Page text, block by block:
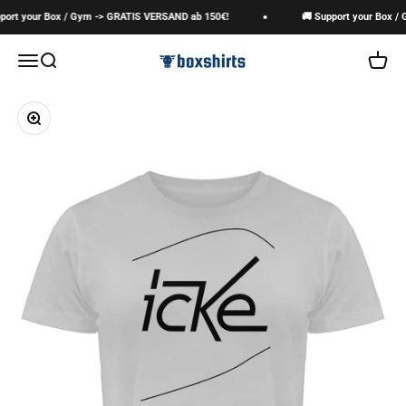
your Box / Gym -> GRATIS VERSAND ab 150€! 🚚 Support your Box /
Navigationsmenü öffnen
Suche öffnen boxshirts
Bild vergrößern